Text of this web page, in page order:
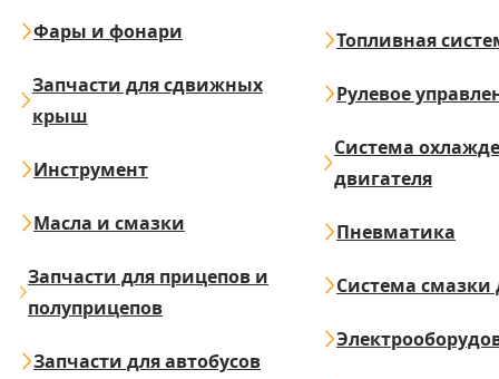
Фары и фонари
Запчасти для сдвижных
крыш
Инструмент
Масла и смазки
Запчасти для прицепов и
полуприцепов
Запчасти для автобусов
Топливная
Рулевое
Система
двигателя
Пневматика
Система смазки